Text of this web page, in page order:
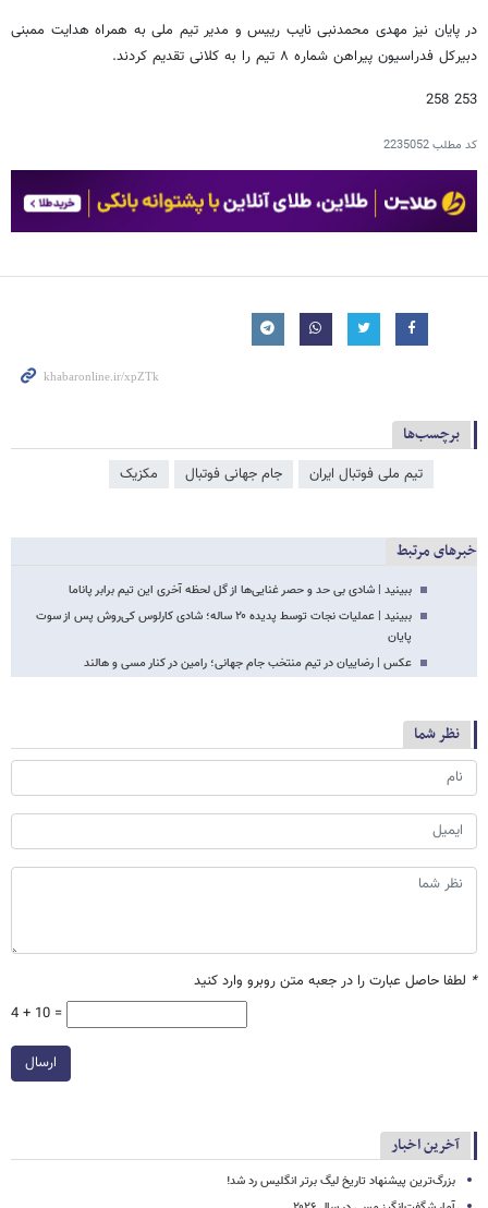
در پایان نیز مهدی محمدنبی نایب رییس و مدیر تیم ملی به همراه هدایت ممبنی
دبیرکل فدراسیون پیراهن شماره ۸ تیم را به کلانی تقدیم کردند.
253 258
کد مطلب2235052
برچسب‌ها
تیم ملی فوتبال ایران جام جهانی فوتبال مکزیک
خبرهای مرتبط
ببینید | شادی بی حد و حصر غنایی‌ها از گل لحظه آخری این تیم برابر پاناما
ببینید | عملیات نجات توسط پدیده ۲۰ ساله؛ شادی کارلوس کی‌روش پس از سوت
پایان
عکس | رضاییان در تیم منتخب جام جهانی؛ رامین در کنار مسی و هالند
نظر شما
* لطفا حاصل عبارت را در جعبه متن روبرو وارد کنید
4 + 10 =
ارسال
آخرین اخبار
بزرگ‌ترین پیشنهاد تاریخ لیگ برتر انگلیس رد شد!